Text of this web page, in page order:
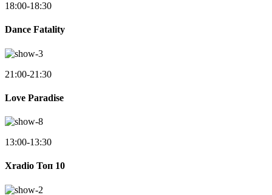
18:00-18:30
Dance Fatality
21:00-21:30
Love Paradise
13:00-13:30
Xradio Топ 10